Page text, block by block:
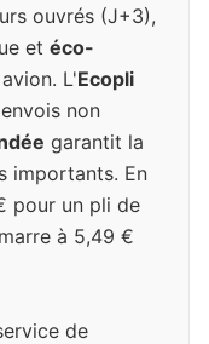
ouvrés (J+3),
et éco-
L'Ecopli
non
garantit la
importants. En
pour un pli de
à 5,49 €
de